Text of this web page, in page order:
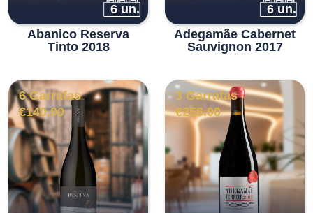
6 un.
Abanico Reserva
Tinto 2018
6 un.
Adegamãe Cabernet
Sauvignon 2017
6 Garrafas
€140.00
3 Garrafas
€256.00